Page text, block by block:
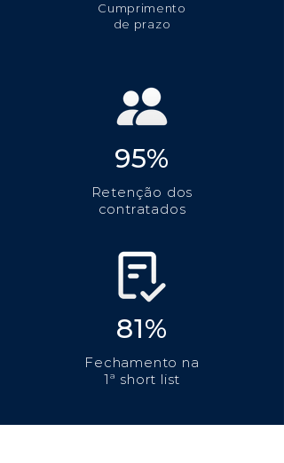
Cumprimento
de prazo
95%
Retenção dos
contratados
81%
Fechamento na
1ª short list